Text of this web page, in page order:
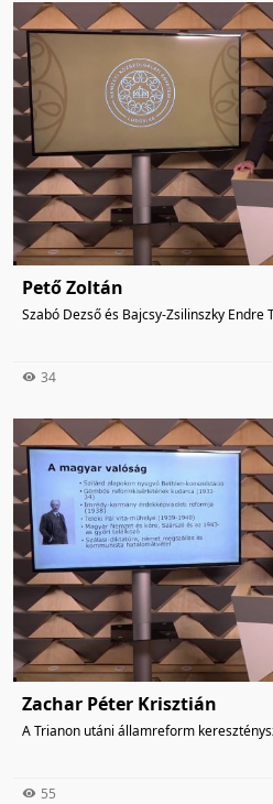
Pető Zoltán
Szabó Dezső és Bajcsy-Zsilinszky Endre
34
Zachar Péter Krisztián
A Trianon utáni államreform
55